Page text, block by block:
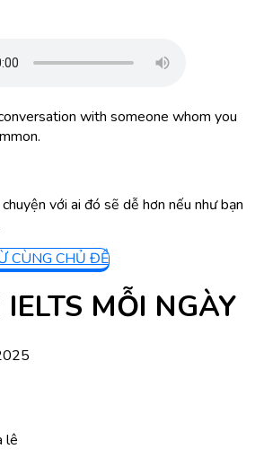
with someone whom you
với ai đó sẽ dễ hơn nếu như bạn
CÙNG CHỦ ĐỀ
MỖI NGÀY
lê